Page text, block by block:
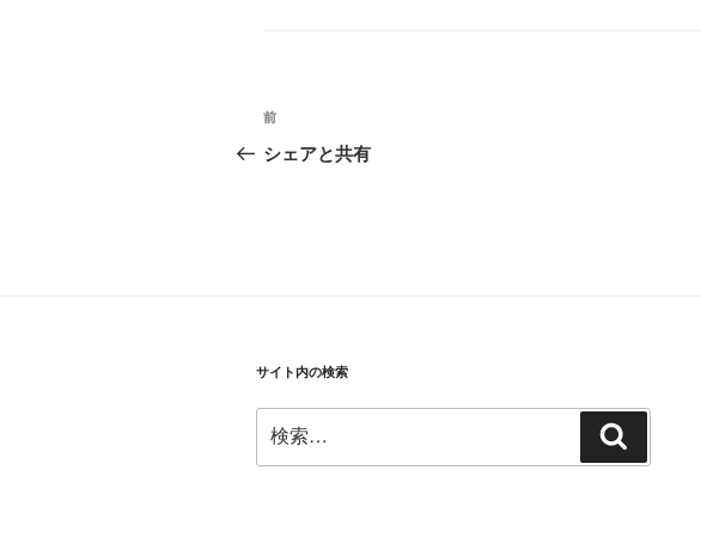
投
稿
シ
ョ
ン
前
の
前
シェアと共有
サイト内の検索
索:
索